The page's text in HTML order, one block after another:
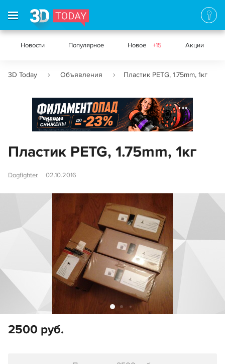
Новости Популярное Новое +15 Акции
3D Today Объявления Пластик PETG, 1.75mm, 1кг
Реклама
Пластик PETG, 1.75mm, 1кг
Dogfighter 02.10.2016
2500 руб.